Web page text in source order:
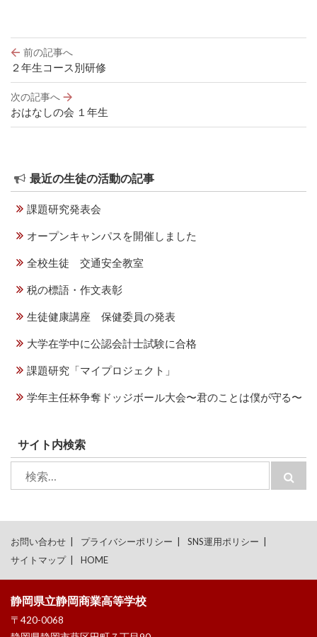
投
稿
ビ
ゲ
ー
ン
前の記事へ
２年生コース別研修
次の記事へ
おはなしの会 １年生
最近の生徒の活動の記事
課題研究発表会
オープンキャンパスを開催しました
全校生徒 交通安全教室
税の標語・作文表彰
生徒健康講座 保健委員の発表
大学在学中に公認会計士試験に合格
課題研究「マイプロジェクト」
学年主任杯争奪ドッジボール大会〜君のことは僕が守る〜
サイト内検索
索:
索
お問い合わせ プライバシーポリシー
SNS運用ポリシー
サイトマップ
HOME
静岡県立静岡商業高等学校
〒420-0068